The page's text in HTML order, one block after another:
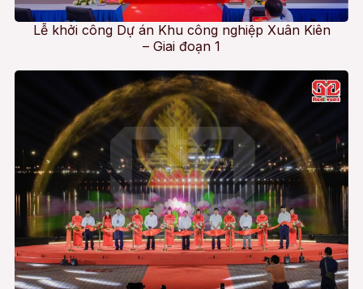
Lễ khởi công Dự án Khu công nghiệp Xuân Kiên
– Giai đoạn 1